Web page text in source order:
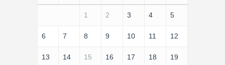
1 2 3 4 5
6 7 8 9 10 11 12
13 14 15 16 17 18 19